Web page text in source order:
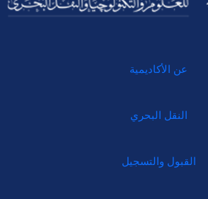
عن الأكاديمية
النقل البحري
القبول والتسجيل